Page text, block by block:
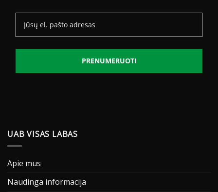
PRENUMERUOTI
UAB VISAS LABAS
Apie mus
Naudinga informacija